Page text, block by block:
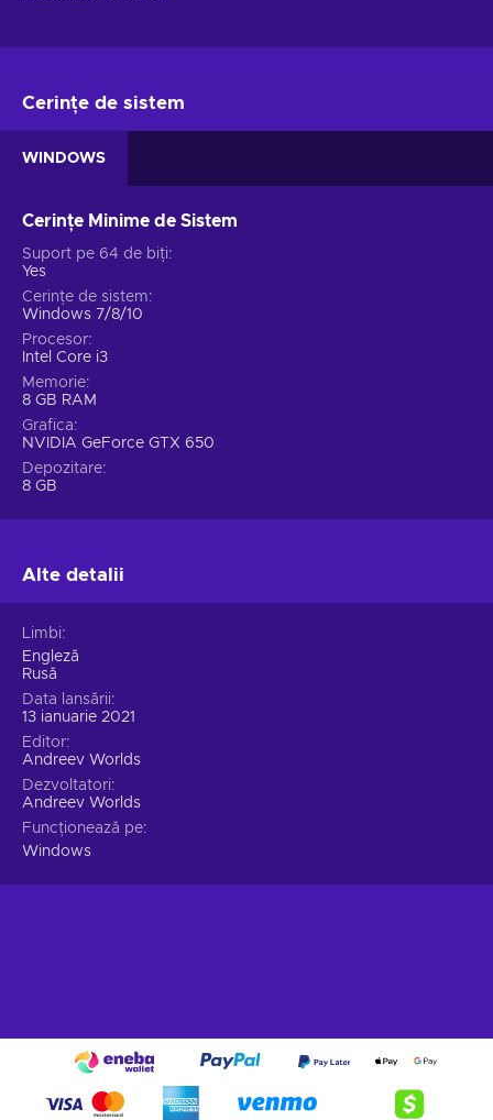
Cerințe de sistem
WINDOWS
Cerințe Minime de Sistem
Suport pe 64 de biți
Yes
Cerințe de sistem
Windows 7/8/10
Procesor
Intel Core i3
Memorie
8 GB RAM
Grafica
NVIDIA GeForce GTX 650
Depozitare
8 GB
Alte detalii
Limbi
Engleză
Rusă
Data lansării
13 ianuarie 2021
Editor
Andreev Worlds
Dezvoltatori
Andreev Worlds
Funcționează pe
Windows